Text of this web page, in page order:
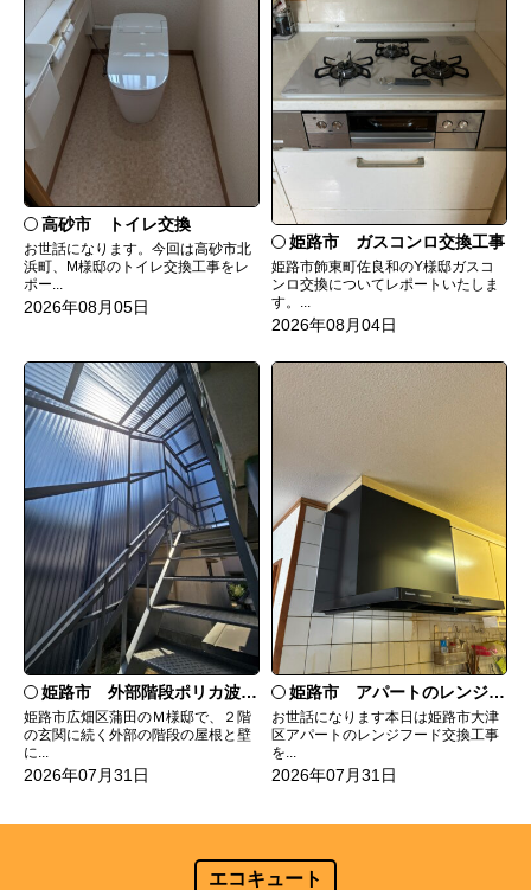
高砂市 トイレ交換
お世話になります。今回は高砂市北
浜町、M様邸のトイレ交換工事をレ
ポー...
2026年08月05日
姫路市 ガスコンロ交換工事
姫路市飾東町佐良和のY様邸ガスコ
ンロ交換についてレポートいたしま
す。...
2026年08月04日
姫路市 外部階段ポリカ波板張替工事
姫路市広畑区蒲田のＭ様邸で、２階
の玄関に続く外部の階段の屋根と壁
に...
2026年07月31日
姫路市 アパートのレンジフード交換
お世話になります本日は姫路市大津
区アパートのレンジフード交換工事
を...
2026年07月31日
エコキュート